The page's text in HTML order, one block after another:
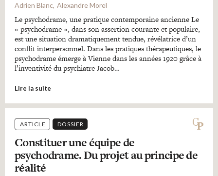
Adrien Blanc Alexandre Morel
Le psychodrame, une pratique contemporaine ancienne Le
« psychodrame », dans son assertion courante et populaire,
est une situation dramatiquement tendue, révélatrice d’un
conflit interpersonnel. Dans les pratiques thérapeutiques, le
psychodrame émerge à Vienne dans les années 1920 grâce à
l’inventivité du psychiatre Jacob…
Lire la suite
ARTICLE DOSSIER
Constituer une équipe de
psychodrame. Du projet au principe de
réalité